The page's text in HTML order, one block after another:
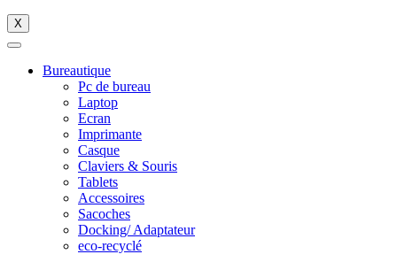
X
Bureautique
Pc de bureau
Laptop
Ecran
Imprimante
Casque
Claviers & Souris
Tablets
Accessoires
Sacoches
Docking/ Adaptateur
eco-recyclé